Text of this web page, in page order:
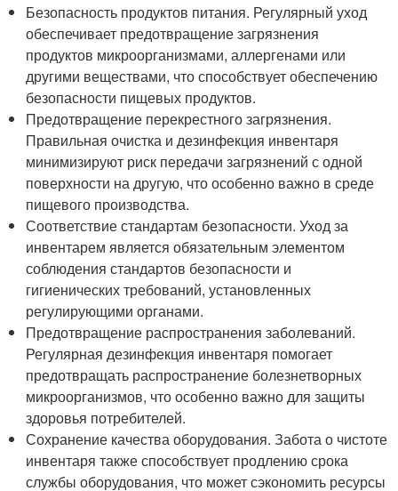
Безопасность продуктов питания. Регулярный уход
обеспечивает предотвращение загрязнения
продуктов микроорганизмами, аллергенами или
другими веществами, что способствует обеспечению
безопасности пищевых продуктов.
Предотвращение перекрестного загрязнения.
Правильная очистка и дезинфекция инвентаря
минимизируют риск передачи загрязнений с одной
поверхности на другую, что особенно важно в среде
пищевого производства.
Соответствие стандартам безопасности. Уход за
инвентарем является обязательным элементом
соблюдения стандартов безопасности и
гигиенических требований, установленных
регулирующими органами.
Предотвращение распространения заболеваний.
Регулярная дезинфекция инвентаря помогает
предотвращать распространение болезнетворных
микроорганизмов, что особенно важно для защиты
здоровья потребителей.
Сохранение качества оборудования. Забота о чистоте
инвентаря также способствует продлению срока
службы оборудования, что может сэкономить ресурсы